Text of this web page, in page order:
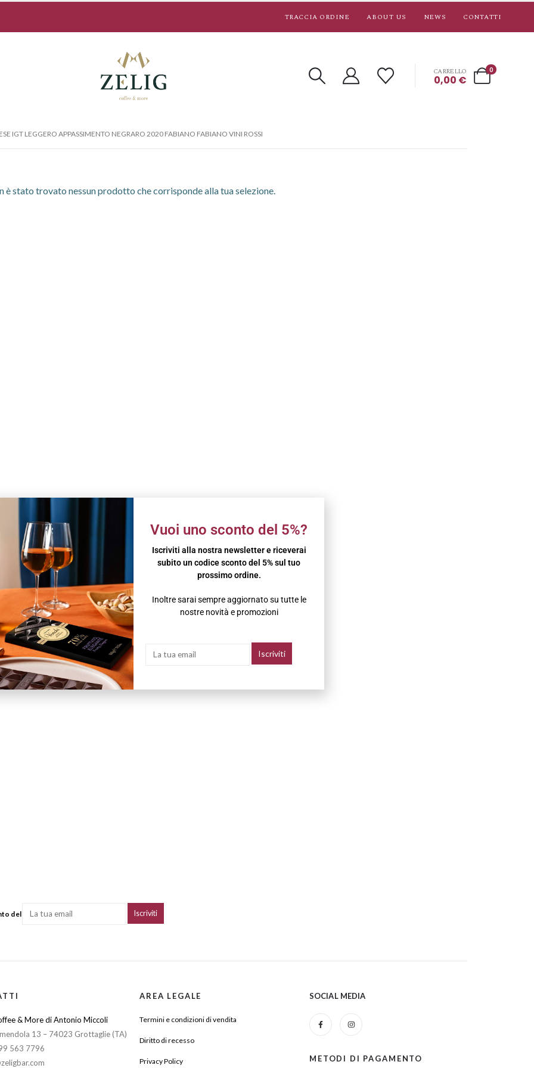
TRACCIA ORDINE ABOUT US NEWS CONTATTI
0
CARRELLO
0,00 €
IGT LEGGERO APPASSIMENTO NEGRARO 2020 FABIANO FABIANO VINI ROSSI
è stato trovato nessun prodotto che corrisponde alla tua selezione.
del
& More di Antonio Miccoli
13 – 74023 Grottaglie (TA)
563 7796
AREA LEGALE
Termini e condizioni di vendita
Diritto di recesso
Privacy Policy
SOCIAL MEDIA
METODI DI PAGAMENTO
Vuoi uno sconto del 5%?
Iscriviti alla nostra newsletter e riceverai
subito un codice sconto del 5% sul tuo
prossimo ordine.
Inoltre sarai sempre aggiornato su tutte le
nostre novità e promozioni